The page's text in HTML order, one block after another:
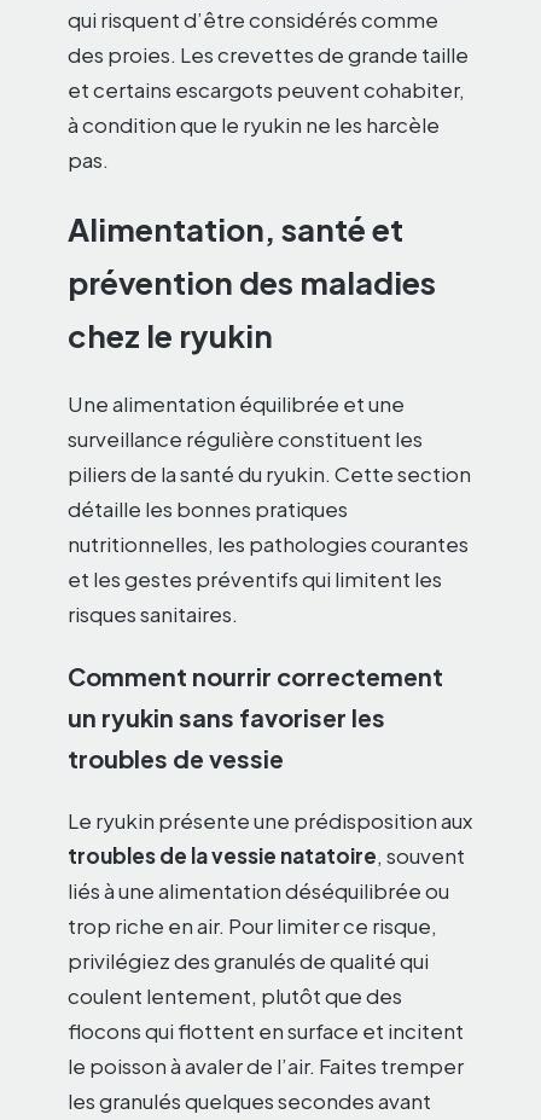
qui risquent d’être considérés comme
des proies. Les crevettes de grande taille
et certains escargots peuvent cohabiter,
à condition que le ryukin ne les harcèle
pas.
Alimentation, santé et
prévention des maladies
chez le ryukin
Une alimentation équilibrée et une
surveillance régulière constituent les
piliers de la santé du ryukin. Cette section
détaille les bonnes pratiques
nutritionnelles, les pathologies courantes
et les gestes préventifs qui limitent les
risques sanitaires.
Comment nourrir correctement
un ryukin sans favoriser les
troubles de vessie
Le ryukin présente une prédisposition aux
troubles de la vessie natatoire, souvent
liés à une alimentation déséquilibrée ou
trop riche en air. Pour limiter ce risque,
privilégiez des granulés de qualité qui
coulent lentement, plutôt que des
flocons qui flottent en surface et incitent
le poisson à avaler de l’air. Faites tremper
les granulés quelques secondes avant